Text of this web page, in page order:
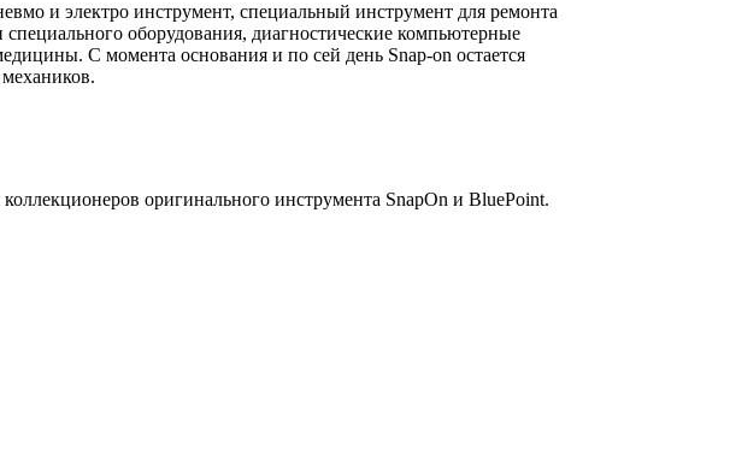
и электро инструмент, специальный инструмент для ремонта
оборудования, диагностические компьютерные
С момента основания и по сей день Snap-on остается
оригинального инструмента SnapOn и BluePoint.